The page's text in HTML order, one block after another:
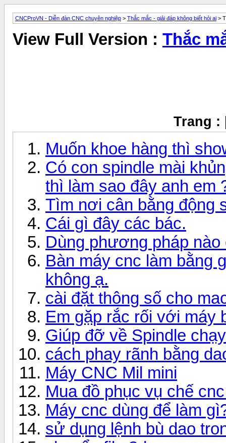
CNCProVN - Diễn đàn CNC chuyên nghiệp > Thắc mắc - giải đáp không biết hỏi ai >
View Full Version : Thắc
Trang :
Muốn khoe hàng thì
Có con spindle mài
thì làm sao đây anh em
Tìm nơi cân bằng động
Cái gì đây các bác.
Dùng phương pháp
Bàn máy cnc làm bằng
không ạ.
cài đặt thông số cho
Em gặp rắc rối với máy
Giúp đỡ về Spindle
cách phay rãnh bằng
Máy CNC Mil mini
Mua đồ phục vụ chế
Máy cnc dùng để làm
sử dụng lệnh bù dao